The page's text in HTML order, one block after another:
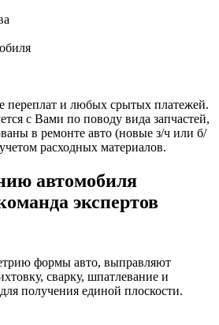
переплат и любых срытых платежей.
с Вами по поводу вида запчастей,
в ремонте авто (новые з/ч или б/
расходных материалов.
автомобиля
экспертов
формы авто, выправляют
сварку, шпатлевание и
получения единой плоскости.